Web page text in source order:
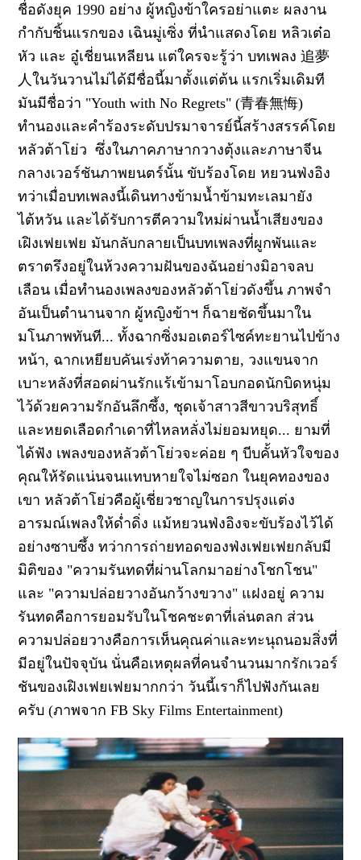
ชื่อดังยุค 1990 อย่าง ผู้หญิงข้าใครอย่าแตะ ผลงาน
กำกับชิ้นแรกของ เฉินมู่เซิ่ง ที่นำแสดงโดย หลิวเต๋อ
หัว และ อู๋เชี่ยนเหลียน แต่ใครจะรู้ว่าบทเพลง追夢
人ในวันวานไม่ได้มีชื่อนี้มาตั้งแต่ต้น แรกเริ่มเดิมที
มันมีชื่อว่า "Youth with No Regrets" (青春無悔)
ทำนองและคำร้องระดับปรมาจารย์นี้สร้างสรรค์โดย
หลัวต้าโย่ว ซึ่งในภาคภาษากวางตุ้งและภาษาจีน
กลางเวอร์ชันภาพยนตร์นั้น ขับร้องโดย หยวนฟ่งอิง
ทว่าเมื่อบทเพลงนี้เดินทางข้ามน้ำข้ามทะเลมายัง
ไต้หวัน และได้รับการตีความใหม่ผ่านน้ำเสียงของ
เฝิงเฟยเฟย มันกลับกลายเป็นบทเพลงที่ผูกพันและ
ตราตรึงอยู่ในห้วงความฝันของฉันอย่างมิอาจลบ
เลือน เมื่อทำนองเพลงของหลัวต้าโย่วดังขึ้น ภาพจำ
อันเป็นตำนานจาก ผู้หญิงข้าฯ ก็ฉายชัดขึ้นมาใน
มโนภาพทันที... ทั้งฉากซิ่งมอเตอร์ไซค์ทะยานไปข้าง
หน้า, ฉากเหยียบคันเร่งท้าความตาย, วงแขนจาก
เบาะหลังที่สอดผ่านรักแร้เข้ามาโอบกอดนักบิดหนุ่ม
ไว้ด้วยความรักอันลึกซึ้ง, ชุดเจ้าสาวสีขาวบริสุทธิ์
และหยดเลือดกำเดาที่ไหลหลั่งไม่ยอมหยุด... ยามที่
ได้ฟัง เพลงของหลัวต้าโย่วจะค่อย ๆ บีบคั้นหัวใจของ
คุณให้รัดแน่นจนแทบหายใจไม่ซอกในยุคทองของ
เขา หลัวต้าโย่วคือผู้เชี่ยวชาญในการปรุงแต่ง
อารมณ์เพลงให้ด่ำดิ่ง แม้หยวนฟ่งอิงจะขับร้องไว้ได้
อย่างซาบซึ้ง ทว่าการถ่ายทอดของฟ่งเฟยเฟยกลับมี
มิติของ "ความรันทดที่ผ่านโลกมาอย่างโชกโชน"
และ "ความปล่อยวางอันกว้างขวาง" แฝงอยู่ ความ
รันทดคือการยอมรับในโชคชะตาที่เล่นตลก ส่วน
ความปล่อยวางคือการเห็นคุณค่าและทะนุถนอมสิ่งที่
มีอยู่ในปัจจุบัน นั่นคือเหตุผลที่คนจำนวนมากรักเวอร์
ชันของเฝิงเฟยเฟยมากกว่า วันนี้เราก็ไปฟังกันเลย
ครับ (ภาพจาก FB Sky Films Entertainment)